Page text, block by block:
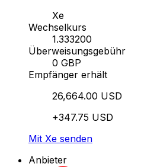
Xe
Wechselkurs
1.333200
Überweisungsgebühr
0 GBP
Empfänger erhält
26,664.00 USD
+347.75 USD
Mit Xe senden
Anbieter